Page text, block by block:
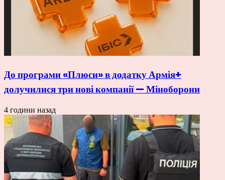
До програми «Плюси» в додатку Армія+
долучилися три нові компанії — Міноборони
4 години назад